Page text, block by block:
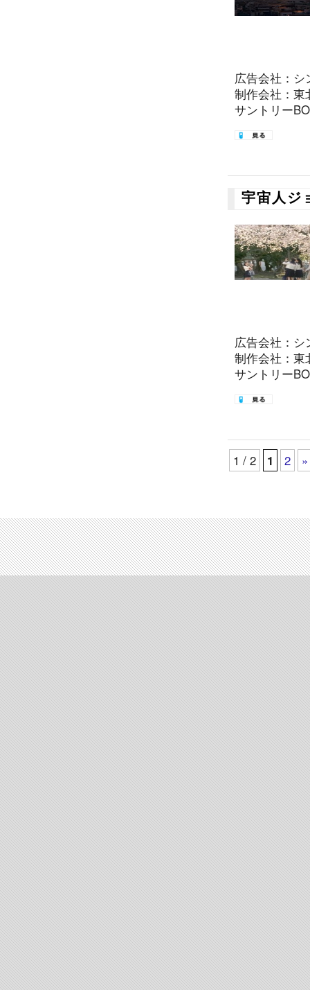
広告会社：
制作会社：東
サントリー
宇宙人ジ
広告会社：
制作会社：東
サントリー
1 / 2 1 2 »